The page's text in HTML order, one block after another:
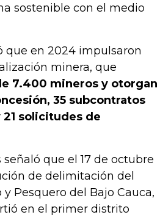
sostenible con el medio
que en 2024 impulsaron
minera, que
7.400 mineros y otorgan
35 subcontratos
solicitudes de
que el 17 de octubre
de delimitación del
Pesquero del Bajo Cauca,
en el primer distrito